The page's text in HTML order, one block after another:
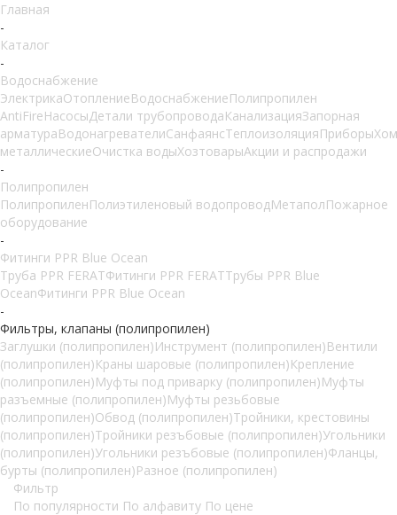
Главная
-
Каталог
-
Водоснабжение
ЭлектрикаОтоплениеВодоснабжениеПолипропилен
AntiFireНасосыДетали трубопроводаКанализацияЗапорная
арматураВодонагревателиСанфаянсТеплоизоляцияПриборы
металлическиеОчистка водыХозтоварыАкции и распродажи
-
Полипропилен
ПолипропиленПолиэтиленовый водопроводМетаполПожарное
оборудование
-
Фитинги PPR Blue Ocean
Труба PPR FERATФитинги PPR FERATТрубы PPR Blue
OceanФитинги PPR Blue Ocean
-
Фильтры, клапаны (полипропилен)
Заглушки (полипропилен)Инструмент (полипропилен)Вентили
(полипропилен)Краны шаровые (полипропилен)Крепление
(полипропилен)Муфты под приварку (полипропилен)Муфты
разъемные (полипропилен)Муфты резьбовые
(полипропилен)Обвод (полипропилен)Тройники, крестовины
(полипропилен)Тройники резъбовые (полипропилен)Угольники
(полипропилен)Угольники резъбовые (полипропилен)Фланцы,
бурты (полипропилен)Разное (полипропилен)
Фильтр
По популярности По алфавиту По цене